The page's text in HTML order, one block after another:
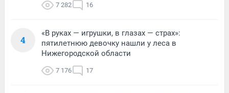
7 282 16
4
«В руках — игрушки, в глазах — страх»:
пятилетнюю девочку нашли у леса в
Нижегородской области
7 176 17